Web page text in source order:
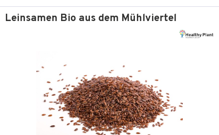
Leinsamen Bio aus dem Mühlviertel